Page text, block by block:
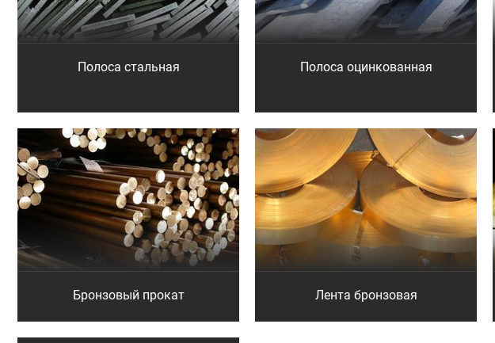
Полоса стальная Полоса оцинкованная
Бронзовый прокат Лента бронзовая